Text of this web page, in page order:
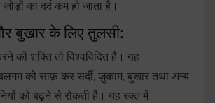
का दर्द कम हो जाता है।
बुखार के लिए तुलसी:
की शक्ति तो विश्वविदित है। यह
को साफ़ कर सर्दी, ज़ुकाम, बुखार तथा अन्य
को बढ़ने से रोकती है। यह रक्त में